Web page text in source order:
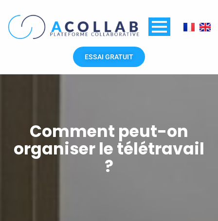
contenu
ESSAI GRATUIT
Comment peut-on
organiser le télétravail
?